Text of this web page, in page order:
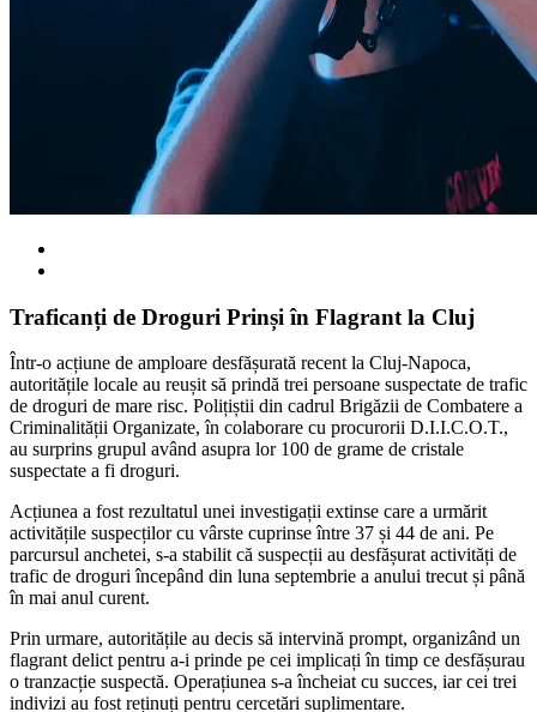
Traficanți de Droguri Prinși în Flagrant la Cluj
Într-o acțiune de amploare desfășurată recent la Cluj-Napoca,
autoritățile locale au reușit să prindă trei persoane suspectate de trafic
de droguri de mare risc. Polițiștii din cadrul Brigăzii de Combatere a
Criminalității Organizate, în colaborare cu procurorii D.I.I.C.O.T.,
au surprins grupul având asupra lor 100 de grame de cristale
suspectate a fi droguri.
Acțiunea a fost rezultatul unei investigații extinse care a urmărit
activitățile suspecților cu vârste cuprinse între 37 și 44 de ani. Pe
parcursul anchetei, s-a stabilit că suspecții au desfășurat activități de
trafic de droguri începând din luna septembrie a anului trecut și până
în mai anul curent.
Prin urmare, autoritățile au decis să intervină prompt, organizând un
flagrant delict pentru a-i prinde pe cei implicați în timp ce desfășurau
o tranzacție suspectă. Operațiunea s-a încheiat cu succes, iar cei trei
indivizi au fost reținuți pentru cercetări suplimentare.